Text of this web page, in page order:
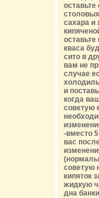
сахара и
кваса
сито в
вам не
случае
и
когда
советую
-вместо
вас
советую
кипяток
жидкую
дна